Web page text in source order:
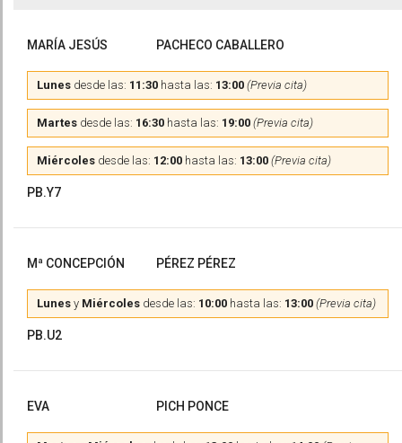
MARÍA JESÚS PACHECO CABALLERO
Lunes desde las: 11:30 hasta las: 13:00 (Previa cita)
Martes desde las: 16:30 hasta las: 19:00 (Previa cita)
Miércoles desde las: 12:00 hasta las: 13:00 (Previa cita)
PB.Y7
Mª CONCEPCIÓN PÉREZ PÉREZ
Lunes y Miércoles desde las: 10:00 hasta las: 13:00 (Previa cita)
PB.U2
EVA PICH PONCE